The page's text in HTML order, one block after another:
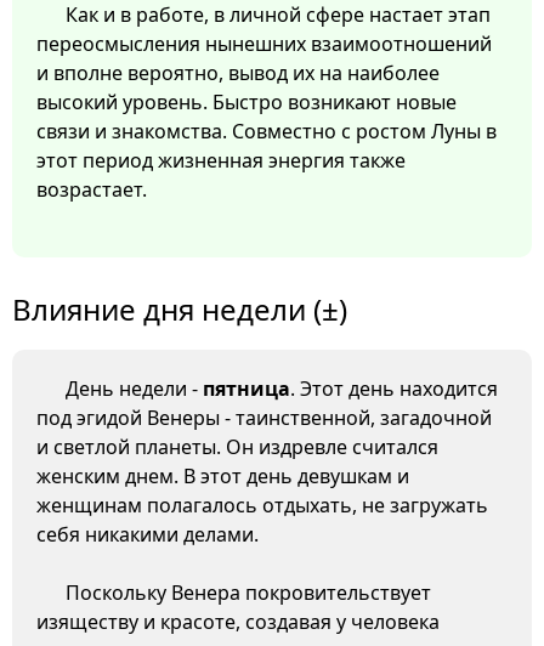
Как и в работе, в личной сфере настает этап
переосмысления нынешних взаимоотношений
и вполне вероятно, вывод их на наиболее
высокий уровень. Быстро возникают новые
связи и знакомства. Совместно с ростом Луны в
этот период жизненная энергия также
возрастает.
Влияние дня недели (±)
День недели - пятница. Этот день находится
под эгидой Венеры - таинственной, загадочной
и светлой планеты. Он издревле считался
женским днем. В этот день девушкам и
женщинам полагалось отдыхать, не загружать
себя никакими делами.
Поскольку Венера покровительствует
изяществу и красоте, создавая у человека